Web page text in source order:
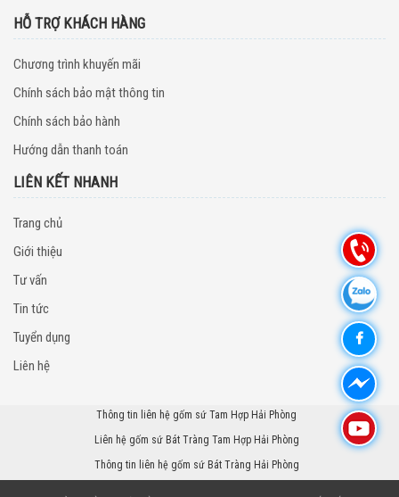
HỖ TRỢ KHÁCH HÀNG
Chương trình khuyến mãi
Chính sách bảo mật thông tin
Chính sách bảo hành
Hướng dẫn thanh toán
LIÊN KẾT NHANH
Trang chủ
Giới thiệu
Tư vấn
Tin tức
Tuyển dụng
Liên hệ
Thông tin liên hệ gốm sứ Tam Hợp Hải Phòng
Liên hệ gốm sứ Bát Tràng Tam Hợp Hải Phòng
Thông tin liên hệ gốm sứ Bát Tràng Hải Phòng